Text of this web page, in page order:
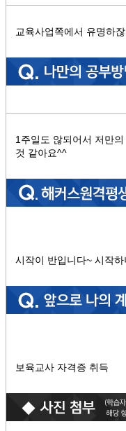
교육사업쪽에서 유명하
1주일도 않되어서 저만
것 같아요^^
시작이 반입니다~ 시작
보육교사 자격증 취득